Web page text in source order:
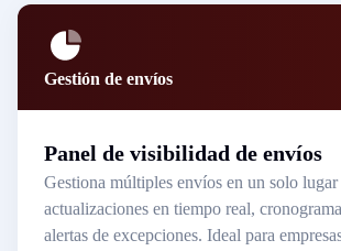
Gestión de envíos
Panel de visibilidad de envíos
Gestiona múltiples envíos en un solo lugar
actualizaciones en tiempo real,
alertas de excepciones. Ideal para